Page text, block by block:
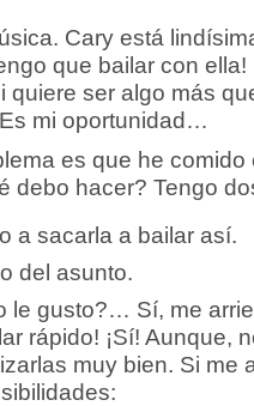
Cary está
que bailar con
quiere ser algo más
mi oportunidad…
es que he
debo hacer? Tengo
a sacarla a bailar así.
del asunto.
le gusto?… Sí, me
rápido! ¡Sí! Aunque,
muy bien. Si me